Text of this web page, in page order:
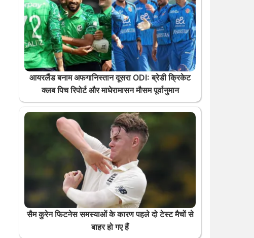
आयरलैंड बनाम अफगानिस्तान दूसरा ODI: ब्रेडी क्रिकेट
क्लब पिच रिपोर्ट और माघेरामासन मौसम पूर्वानुमान
सैम कुरेन फिटनेस समस्याओं के कारण पहले दो टेस्ट मैचों से
बाहर हो गए हैं